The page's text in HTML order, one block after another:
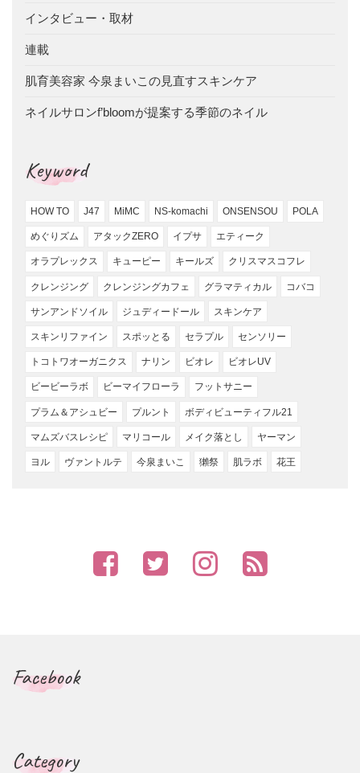
インタビュー・取材
連載
肌育美容家 今泉まいこの見直すスキンケア
ネイルサロンf’bloomが提案する季節のネイル
Keyword
HOW TO J47 MiMC NS-komachi ONSENSOU POLA
めぐりズム アタックZERO イプサ エティーク
オラプレックス キューピー キールズ クリスマスコフレ
クレンジング クレンジングカフェ グラマティカル コバコ
サンアンドソイル ジュディードール スキンケア
スキンリファイン スポッとる セラプル センソリー
トコトワオーガニクス ナリン ビオレ ビオレUV
ビービーラボ ビーマイフローラ フットサニー
プラム＆アシュビー プルント ボディビューティフル21
マムズバスレシピ マリコール メイク落とし ヤーマン
ヨル ヴァントルテ 今泉まいこ 獺祭 肌ラボ 花王
Facebook
Category